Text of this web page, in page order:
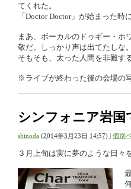
てくれた。
「Doctor Doctor」が始まった時
まあ、ボーカルのドゥギー・ホ
敬だ。しっかり声は出てたしな。
そもそも、太った人間を非難す
※ライブが終わった後の会場の
シンフォニア岩国
shinoda (2014年3月23日 14:57) | 個別
３月上旬は実に夢のような日々